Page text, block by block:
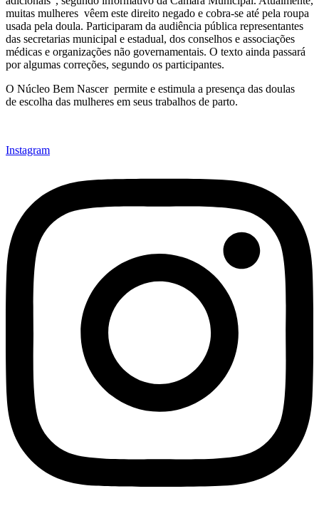
muitas mulheres vêem este direito negado e cobra-se até pela roupa
usada pela doula. Participaram da audiência pública representantes
das secretarias municipal e estadual, dos conselhos e associações
médicas e organizações não governamentais. O texto ainda passará
por algumas correções, segundo os participantes.
O Núcleo Bem Nascer permite e estimula a presença das doulas
de escolha das mulheres em seus trabalhos de parto.
Instagram